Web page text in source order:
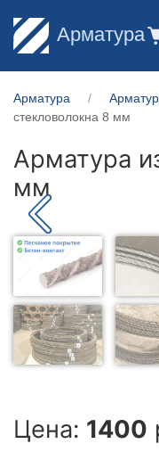
Арматура
Арматура
стекловолокна 8 мм
Арматура
мм
Цена: 1400